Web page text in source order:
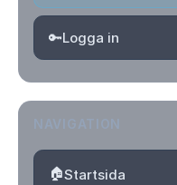
🔑Logga in
🏠Startsida